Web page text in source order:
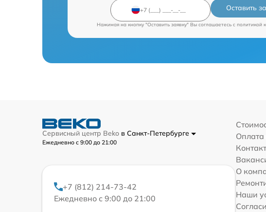
Оставить
Нажимая на кнопку "Оставить заявку" Вы соглашаетесь c политикой
Сервисный центр Beko в Санкт-Петербурге
Ежедневно с 9:00 до 21:00
+7 (812) 214-73-42
Ежедневно с 9:00 до 21:00
Оплата
О
Наши